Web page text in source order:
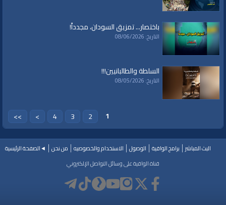
باختصار... تمزيق السودان، مجدداً!
التاريخ: 08/06/2026
السلطة والطالبانيين!!!
التاريخ: 08/05/2026
1
2
3
4
>
>>
البث المباشر برامج الواقية الوصول الاستخدام والخصوصيه من نحن
◄الصفحة الرئيسية
قناة الواقية على وسائل التواصل الإلكتروني